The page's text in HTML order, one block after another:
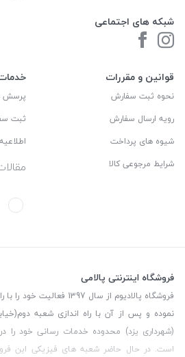
شبکه های اجتماعی
قوانین و مقررات
نحوه ثبت سفارش
رویه ارسال سفارش
شیوه های پرداخت
شرایط مرجوعی کالا
پرسش
ثبت
فروشگاه اینترنتی پالامی
فروشگاه پالادیوم از سال
نموده و پس از آن با راه اندازی شعبه
(شهرداری یزد) محدوده خدمات رسانی خود
است. در حال حاضر شعبه های فیزیکی این